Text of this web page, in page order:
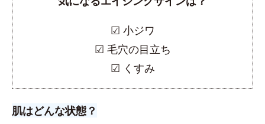
☑︎ 小ジワ
☑︎ 毛穴の目立ち
☑︎ くすみ
肌はどんな状態？